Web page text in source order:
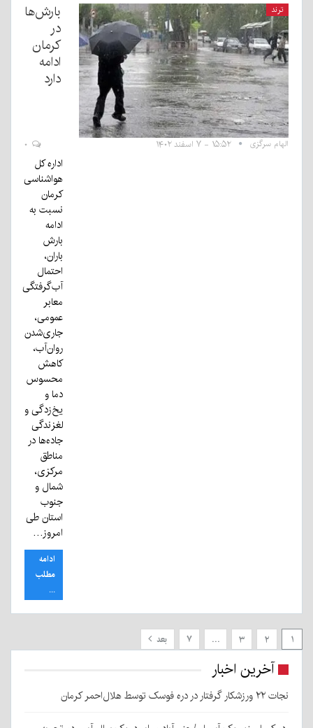
ترند
بارش‌ها
در
کرمان
ادامه
دارد
الهام سرگزی ۱۵:۵۲ - ۷ اسفند ۱۴۰۲
اداره کل
هواشناسی
کرمان
نسبت به
ادامه
بارش
باران،
احتمال
آب‌گرفتگی
معابر
عمومی،
جاری‌شدن
روان‌آب،
کاهش
محسوس
دما و
یخ‌زدگی و
لغزندگی
جاده‌ها در
مناطق
مرکزی،
شمال و
جنوب
استان طی
امروز…
ادامه
مطلب
...
۱ ۲ ۳ … ۷ بعد
آخرین اخبار
نجات ۲۲ ورزشکار گرفتار در دره فوسک توسط هلال‌احمر کرمان